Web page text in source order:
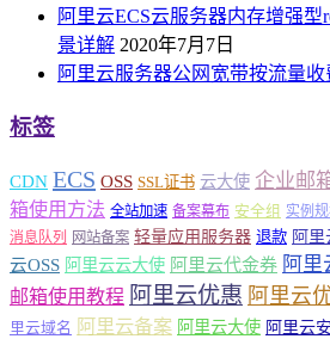
阿里云ECS云服务器内存增强
景详解 2020年7月7日
阿里云服务器公网宽带按流量收
标签
CDN ECS OSS SSL证书 云大使 企业邮
箱使用方法 全站加速 备案幕布 安全组 实例
消息队列
网站备案 轻量应用服务器 退款 阿里
云OSS 阿里云云大使 阿里云代金券 阿里
邮箱使用教程 阿里云优惠 阿里云
里云域名 阿里云备案 阿里云大使 阿里云